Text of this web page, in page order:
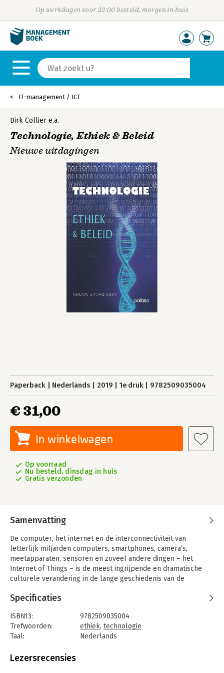
Op werkdagen voor 23:00 besteld, morgen in huis
IT-management / ICT
Dirk Collier e.a.
Technologie, Ethiek & Beleid
Nieuwe uitdagingen
Paperback Nederlands 2019 1e druk 9782509035004
€ 31,00
In winkelwagen
Op voorraad
Nu besteld, dinsdag in huis
Gratis verzonden
Samenvatting
De computer, het internet en de interconnectiviteit van
letterlijk miljarden computers, smartphones, camera’s,
meetapparaten, sensoren en zoveel andere dingen – het
Internet of Things – is de meest ingrijpende en dramatische
culturele verandering in de lange geschiedenis van de
Processen en activiteiten die amper een halve generatie
geleden nog handmatig en op papier werden geadministreerd,
verlopen vrijwel integraal via computers. Ontelbare apparaten,
processen, bedrijven, organisaties, administraties en
samengebracht, waar alles in één gemeenschappelijke
Specificaties
ISBN13:
9782509035004
Trefwoorden:
ethiek, technologie
Taal:
Nederlands
Aantal pagina's:
Lezersrecensies